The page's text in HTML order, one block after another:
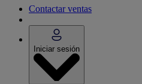
Contactar ventas
Iniciar sesión